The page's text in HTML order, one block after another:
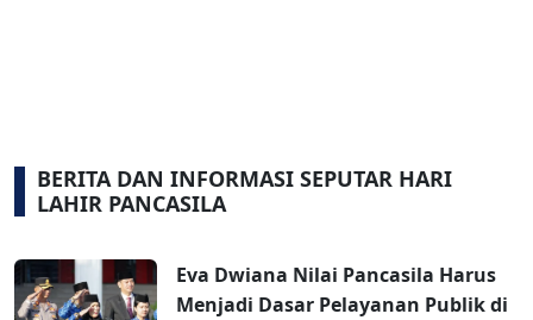
BERITA DAN INFORMASI SEPUTAR HARI
LAHIR PANCASILA
Eva Dwiana Nilai Pancasila Harus
Menjadi Dasar Pelayanan Publik di